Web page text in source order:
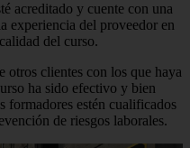
acreditado y cuente con una
experiencia del proveedor en
del curso.
otros clientes con los que haya
ha sido efectivo y bien
formadores estén cualificados
de riesgos laborales.